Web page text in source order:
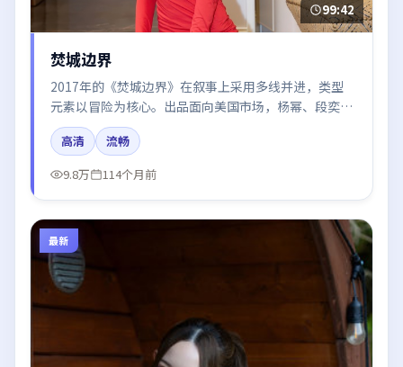
99:42
焚城边界
2017年的《焚城边界》在叙事上采用多线并进，类型
元素以冒险为核心。出品面向美国市场，杨幂、段奕
宏、汤唯、朱一龙、王凯所饰角色推动关键反转，结尾
留白引发讨论。
高清
流畅
9.8万
114个月前
最新